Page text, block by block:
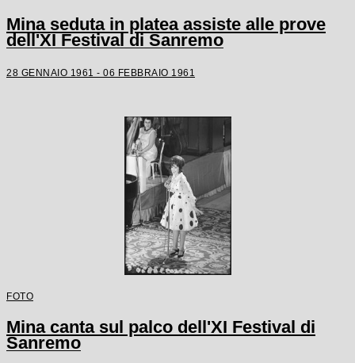
Mina seduta in platea assiste alle prove
dell'XI Festival di Sanremo
28 GENNAIO 1961 - 06 FEBBRAIO 1961
FOTO
Mina canta sul palco dell'XI Festival di
Sanremo